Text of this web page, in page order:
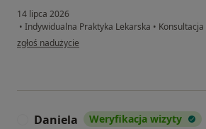
14 lipca 2026
• Indywidualna Praktyka Lekarska •
w opinii użytkownika Ewa K
zgłoś nadużycie
Daniela Weryfikacja wizyty